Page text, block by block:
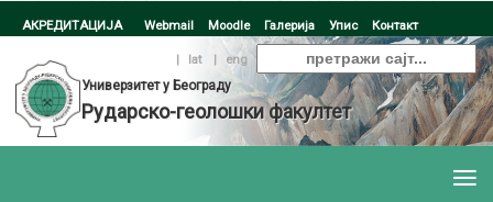
АКРЕДИТАЦИЈА Webmail Moodle Галерија Упис Контакт
| lat |
eng
Универзитет у Београду
Рударско-геолошки факултет